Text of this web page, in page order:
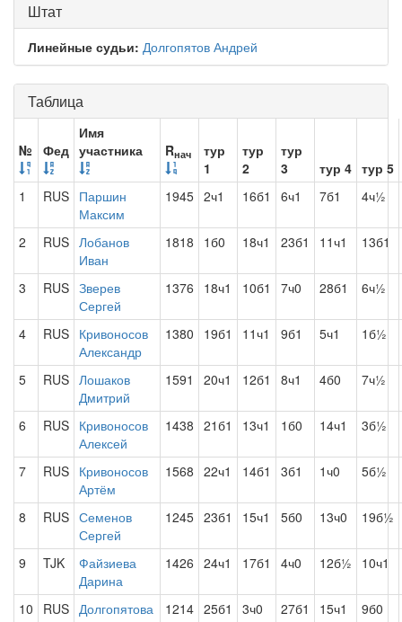
Штат
Линейные судьи: Долгопятов Андрей
Таблица
№ Фед
Имя
участника
Rнач
тур
1
тур
2
тур
3
тур 4 тур 5
1
RUS Паршин
Максим
1945 2ч1 16б1 6ч1 7б1 4ч½
2 RUS Лобанов
Иван
1818 1б0 18ч1 23б1 11ч1 13б1
3 RUS Зверев
Сергей
1376 18ч1 10б1 7ч0 28б1 6ч½
4 RUS Кривоносов
Александр
1380 19б1 11ч1 9б1 5ч1 1б½
5 RUS Лошаков
Дмитрий
1591 20ч1 12б1 8ч1 4б0 7ч½
6 RUS Кривоносов
Алексей
1438 21б1 13ч1 1б0 14ч1 3б½
7 RUS Кривоносов
Артём
1568 22ч1 14б1 3б1 1ч0 5б½
8 RUS Семенов
Сергей
1245 23б1 15ч1 5б0 13ч0 19б½
9 TJK
Файзиева
Дарина
1426 24ч1 17б1 4ч0 12б½ 10ч1
10 RUS Долгопятова
1214 25б1 3ч0 27б1 15ч1 9б0